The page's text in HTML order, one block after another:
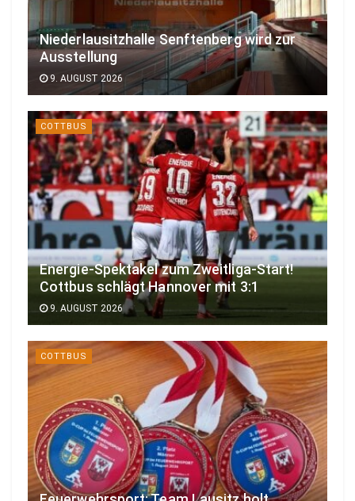
Niederlausitzhalle Senftenberg wird zur
Ausstellung
9. AUGUST 2026
COTTBUS
Energie-Spektakel zum Zweitliga-Start!
Cottbus schlägt Hannover mit 3:1
9. AUGUST 2026
COTTBUS